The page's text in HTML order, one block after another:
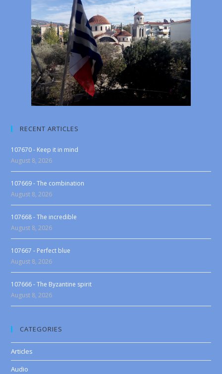
RECENT ARTICLES
107670 - Keep it in mind
August 8, 2026
107669 - The combination
August 8, 2026
107668 - The incredible
August 8, 2026
107667 - Perfect blue
August 8, 2026
107666 - The Byzantine spirit
August 8, 2026
CATEGORIES
Articles
Audio